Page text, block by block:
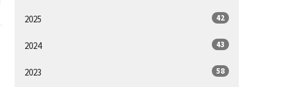
2025 42
2024 43
2023 58